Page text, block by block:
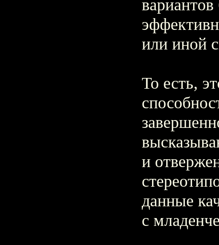
или иной
То есть,
и
данные
с